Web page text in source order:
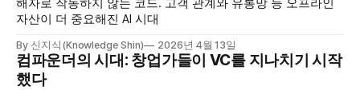
해자로 작동하지 않는 코드. 고객 관계와 유통망 등 오프라인
자산이 더 중요해진 AI 시대
By 신지식(Knowledge Shin) 2026년 4월 13일
컴파운더의 시대: 창업가들이 VC를 지나치기 시작
했다